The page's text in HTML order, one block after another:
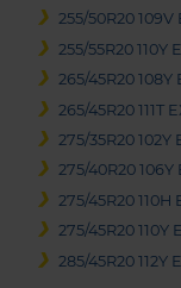
255/50R20 109V
255/55R20 110Y
265/45R20 108Y
265/45R20 111T
275/35R20 102Y
275/40R20 106Y
275/45R20 110H
275/45R20 110Y
285/45R20 112Y